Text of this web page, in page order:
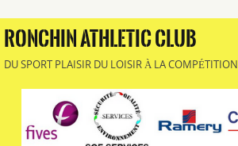
RONCHIN ATHLETIC CLUB
DU SPORT PLAISIR DU LOISIR À LA COMPÉTITION